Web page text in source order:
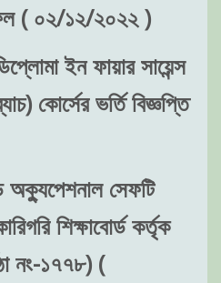
( ০২/১২/২০২২ )
ইন ফায়ার সায়েন্স
কোর্সের ভর্তি বিজ্ঞপ্তি
অক্যুপেশনাল সেফটি
শিক্ষাবোর্ড কর্তৃক
নং-১৭৭৮) (